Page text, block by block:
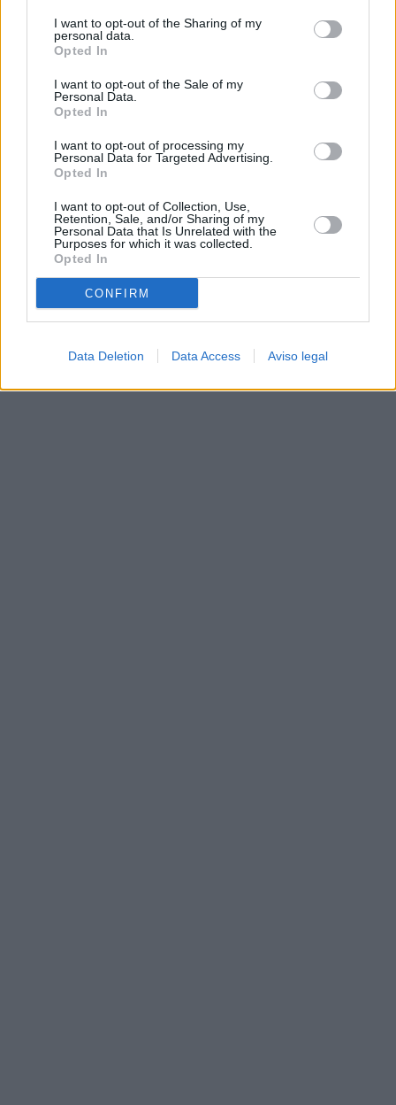
de su consentimiento, pero usted tiene el derecho de
rechazar tal procesamiento. Sus preferencias se aplicarán
cualquier momento entrando de nuevo en este sitio web o
visitando nuestra política de privacidad.
I want to opt-out of the Sharing of my
personal data.
Opted In
I want to opt-out of the Sale of my
Personal Data.
Opted In
I want to opt-out of processing my
Personal Data for Targeted Advertising.
Opted In
I want to opt-out of Collection, Use,
Retention, Sale, and/or Sharing of my
Personal Data that Is Unrelated with the
Purposes for which it was collected.
Opted In
CONFIRM
Data Deletion Data Access Aviso legal